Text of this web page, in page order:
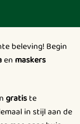
beleving! Begin
en maskers
gratiste
in stijl aan de